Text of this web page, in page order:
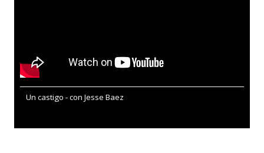
Un castigo - con Jesse Baez